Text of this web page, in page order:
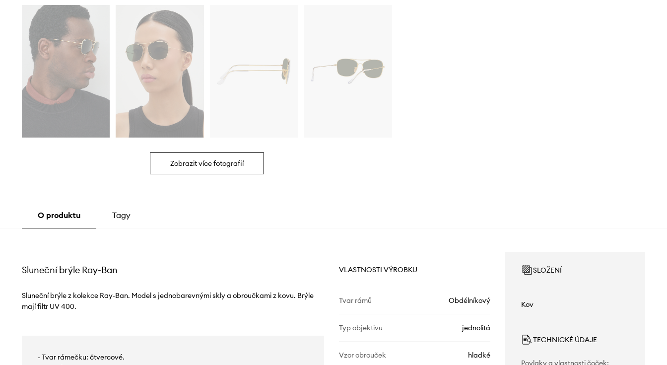
Zobrazit více fotografií
O produktu Tagy
Sluneční brýle Ray-Ban
Sluneční brýle z kolekce Ray-Ban. Model s jednobarevnými skly a obroučkami z kovu. Brýle
mají filtr UV 400.
- Tvar rámečku: čtvercové.
VLASTNOSTI VÝROBKU
Tvar rámů Obdélníkový
Typ objektivu jednolitá
Vzor obrouček hladké
SLOŽENÍ
Kov
TECHNICKÉ ÚDAJE
Povlaky a vlastnosti čoček: